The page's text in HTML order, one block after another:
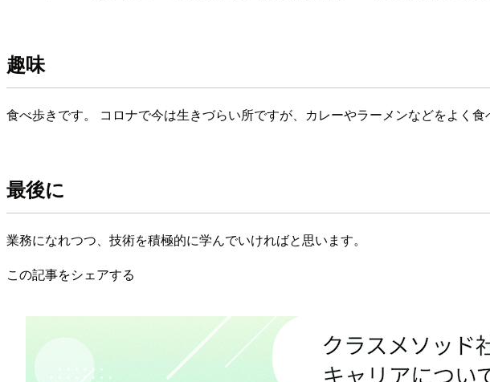
趣味
食べ歩きです。 コロナで今は生きづらい所ですが、カレーやラーメンなどをよく
最後に
業務になれつつ、技術を積極的に学んでいければと思います。
この記事をシェアする